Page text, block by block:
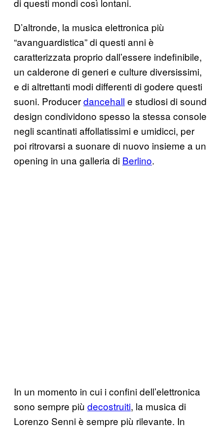
D’altronde, la musica elettronica più
“avanguardistica” di questi anni è
caratterizzata proprio dall’essere indefinibile,
un calderone di generi e culture diversissimi,
e di altrettanti modi differenti di godere questi
suoni. Producerdancehall e studiosi di sound
design condividono spesso la stessa console
negli scantinati affollatissimi e umidicci, per
poi ritrovarsi a suonare di nuovo insieme a un
opening in una galleria di Berlino.
In un momento in cui i confini dell’elettronica
sono sempre più decostruiti, la musica di
Lorenzo Senni è sempre più rilevante. In